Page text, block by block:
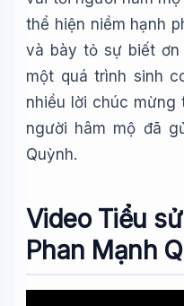
thể hiện niềm hạnh
và bày tỏ sự biết ơn
một quá trình sinh
nhiều lời chúc mừng
người hâm mộ đã
Quỳnh.
Video Tiểu
Phan Mạnh